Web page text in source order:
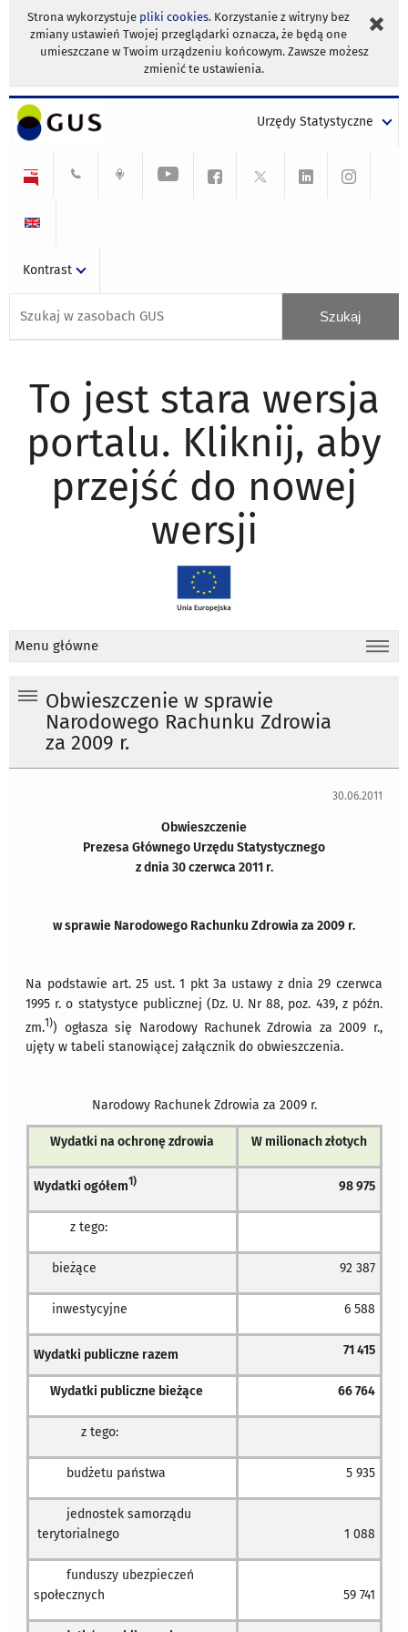
Strona wykorzystuje pliki cookies. Korzystanie z witryny bez
zmiany ustawień Twojej przeglądarki oznacza, że będą one
umieszczane w Twoim urządzeniu końcowym. Zawsze możesz
zmienić te ustawienia.
Urzędy Statystyczne
Kontrast
To jest stara wersja
portalu. Kliknij, aby
przejść do nowej
wersji
Menu główne
Obwieszczenie w sprawie
Narodowego Rachunku Zdrowia
za 2009 r.
30.06.2011
Obwieszczenie
Prezesa Głównego Urzędu Statystycznego
z dnia 30 czerwca 2011 r.
w sprawie Narodowego Rachunku Zdrowia za 2009 r.
Na podstawie art. 25 ust. 1 pkt 3a ustawy z dnia 29 czerwca
1995 r. o statystyce publicznej (Dz. U. Nr 88, poz. 439, z późn.
zm.1)) ogłasza się Narodowy Rachunek Zdrowia za 2009 r.,
ujęty w tabeli stanowiącej załącznik do obwieszczenia.
Narodowy Rachunek Zdrowia za 2009 r.
Wydatki na ochronę zdrowia W milionach złotych
Wydatki ogółem1) 98 975
z tego:
bieżące 92 387
inwestycyjne 6 588
Wydatki publiczne razem 71 415
Wydatki publiczne bieżące 66 764
z tego:
budżetu państwa 5 935
jednostek samorządu
terytorialnego
1 088
funduszy ubezpieczeń
społecznych
59 741